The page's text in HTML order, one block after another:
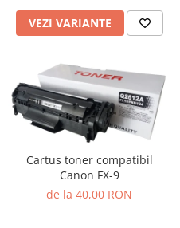
VEZI VARIANTE
Cartus toner compatibil
Canon FX-9
de la 40,00 RON